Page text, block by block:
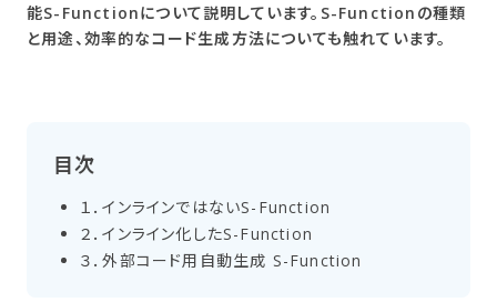
能S-Functionについて説明しています。S-Functionの種類
と用途、効率的なコード生成方法についても触れています。
目次
１．​インラインではない​S-Function
２．​インライン化した​S-Function
３．​外部​コード用自動生成 S-Function